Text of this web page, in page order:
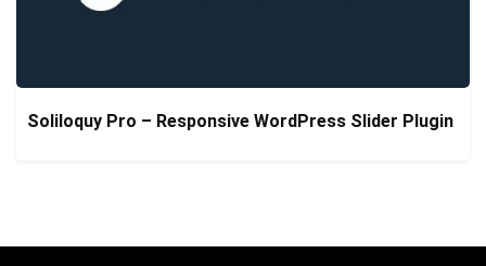
Soliloquy Pro – Responsive WordPress Slider Plugin